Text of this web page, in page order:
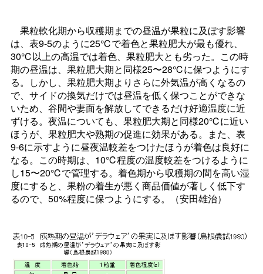
果粒軟化期から収穫期までの昼温が果粒に及ぼす影響
は、表9-5のように25℃で着色と果粒肥大が最も優れ、
30℃以上の高温では着色、果粒肥大とも劣った。この時
期の昼温は、果粒肥大期と同様25〜28℃に保つようにす
る。しかし、果粒肥大期よりさらに外気温が高くなるの
で、サイドの換気だけでは昼温を低く保つことができな
いため、谷間や妻面を解放してできるだけ好適温度に近
ずける。夜温についても、果粒肥大期と同様20℃に近い
ほうが、果粒肥大や熟期の促進に効果がある。また、表
9-6に示すように昼夜温較差をつけたほうが着色は良好に
なる。この時期は、10℃程度の温度較差をつけるように
し15〜20℃で管理する。着色期から収穫期の間を高い湿
度にすると、果粉の着生が悪く商品価値が著しく低下す
るので、50%程度に保つようにする。（安田雄治）